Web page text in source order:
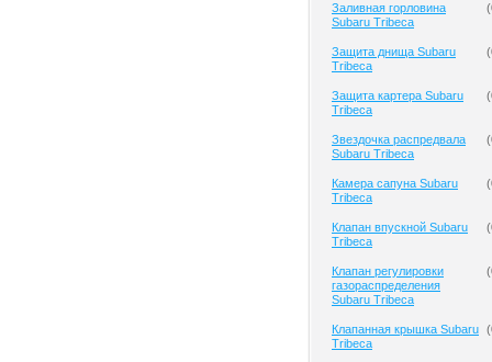
Заливная горловина
Subaru Tribeca
(
Защита днища Subaru
Tribeca
(
Защита картера Subaru
Tribeca
(
Звездочка распредвала
Subaru Tribeca
(
Камера сапуна Subaru
Tribeca
(
Клапан впускной Subaru
Tribeca
(
Клапан регулировки
газораспределения
Subaru Tribeca
(
Клапанная крышка Subaru
Tribeca
(